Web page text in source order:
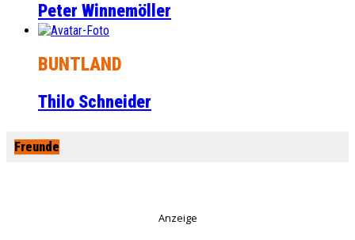
Peter Winnemöller
BUNTLAND
Thilo Schneider
Freunde
Anzeige